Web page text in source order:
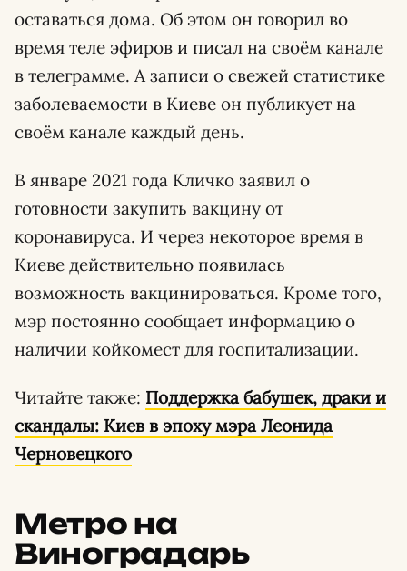
оставаться дома. Об этом он говорил во
время теле эфиров и писал на своём канале
в телеграмме. А записи о свежей статистике
заболеваемости в Киеве он публикует на
своём канале каждый день.
В январе 2021 года Кличко заявил о
готовности закупить вакцину от
коронавируса. И через некоторое время в
Киеве действительно появилась
возможность вакцинироваться. Кроме того,
мэр постоянно сообщает информацию о
наличии койкомест для госпитализации.
Читайте также: Поддержка бабушек, драки и
скандалы: Киев в эпоху мэра Леонида
Черновецкого
Метро на
Виноградарь